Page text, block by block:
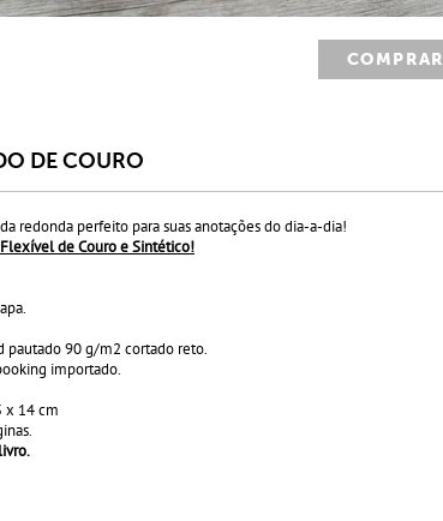
COMPRAR
DE COURO
redonda perfeito para suas anotações do dia-a-dia!
de Couro e Sintético!
pautado 90 g/m2 cortado reto.
importado.
x 14 cm